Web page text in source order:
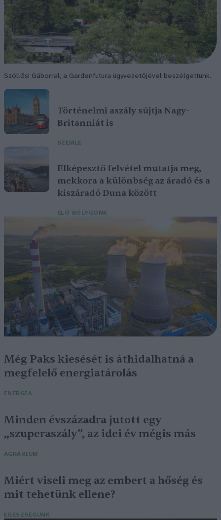
Szöllősi Gáborral, a Gardenfutura ügyvezetőjével beszélgettünk.
Történelmi aszály sújtja Nagy-
Britanniát is
SZEMLE
Elképesztő felvétel mutatja meg,
mekkora a különbség az áradó és a
kiszáradó Duna között
ÉLŐ BOLYGÓNK
Még Paks kiesését is áthidalhatná a
megfelelő energiatárolás
ENERGIA
Minden évszázadra jutott egy
„szuperaszály”, az idei év mégis más
AGRÁRIUM
Miért viseli meg az embert a hőség és
mit tehetünk ellene?
EGÉSZSÉGÜNK